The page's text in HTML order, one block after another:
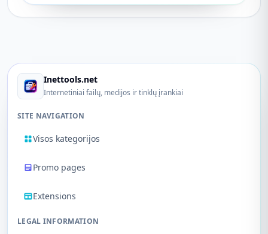
Inettools.net
Internetiniai failų, medijos ir tinklų įrankiai
SITE NAVIGATION
Visos kategorijos
Promo pages
Extensions
LEGAL INFORMATION